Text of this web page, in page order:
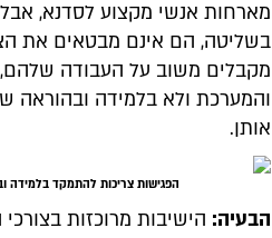
מארחות אנשי מקצוע לסדנא,
בשליטה, הם אינם מבטאים את
מקבלים משוב על העבודה שלהם,
והמערכת ולא בלמידה ובהוראה
אותן.
הפגישות צריכות להתמקד בלמידה
הבעיה: הישיבות מרוכזות